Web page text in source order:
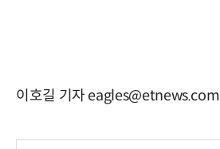
이호길 기자 eagles@etnews.com